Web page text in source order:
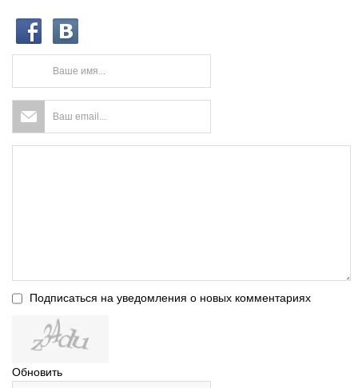
Подписаться на уведомления о новых комментариях
Обновить